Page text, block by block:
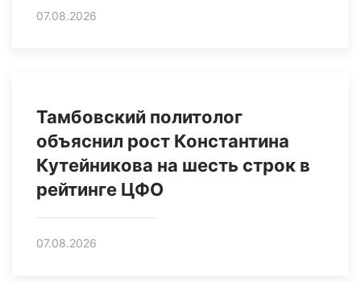
07.08.2026
Тамбовский политолог
объяснил рост Константина
Кутейникова на шесть строк в
рейтинге ЦФО
07.08.2026